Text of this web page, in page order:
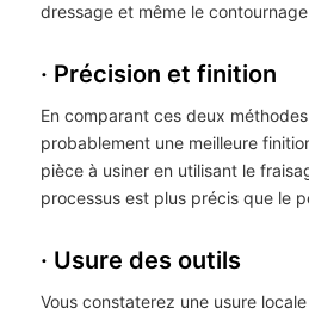
dressage et même le
· Précision et finition
En comparant ces deux
probablement une meilleure
pièce à usiner en utilisant le
processus est plus précis que le
· Usure des outils
Vous constaterez une usure